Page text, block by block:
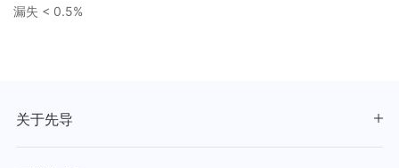
漏失 < 0.5%
关于先导